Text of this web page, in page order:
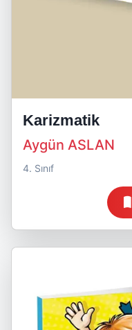
Karizmatik
Aygün ASLAN
4. Sınıf